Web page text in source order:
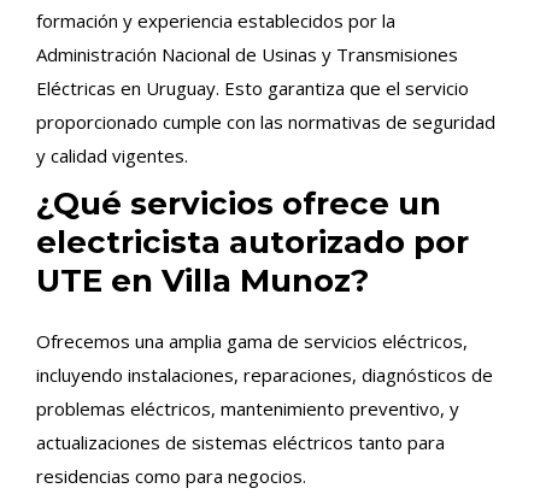
formación y experiencia establecidos por la
Administración Nacional de Usinas y Transmisiones
Eléctricas en Uruguay. Esto garantiza que el servicio
proporcionado cumple con las normativas de seguridad
y calidad vigentes.
¿Qué servicios ofrece un
electricista autorizado por
UTE en Villa Munoz?
Ofrecemos una amplia gama de servicios eléctricos,
incluyendo instalaciones, reparaciones, diagnósticos de
problemas eléctricos, mantenimiento preventivo, y
actualizaciones de sistemas eléctricos tanto para
residencias como para negocios.